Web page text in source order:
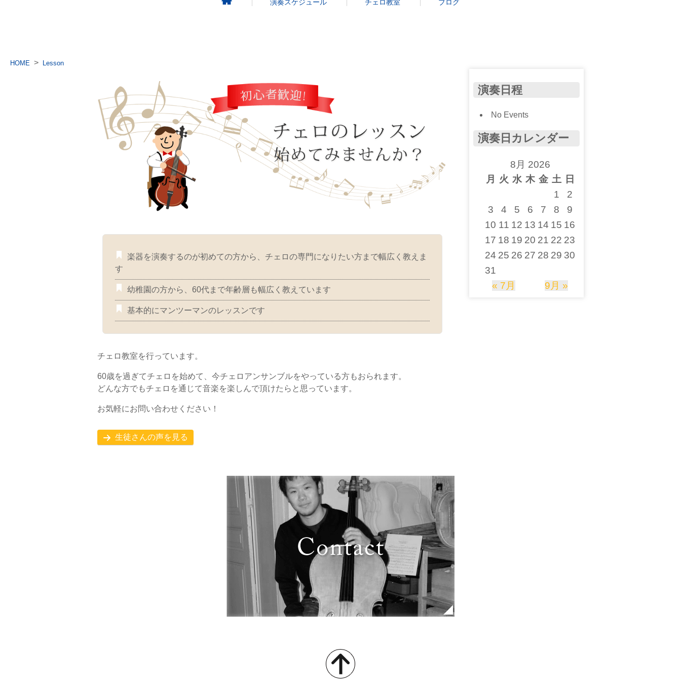
演奏スケジュール チェロ教室 ブログ
HOME > Lesson
楽器を演奏するのが初めての方から、チェロの専門になりたい方まで幅広く教えま
す
幼稚園の方から、60代まで年齢層も幅広く教えています
基本的にマンツーマンのレッスンです
チェロ教室を行っています。
60歳を過ぎてチェロを始めて、今チェロアンサンブルをやっている方もおられます。
どんな方でもチェロを通じて音楽を楽しんで頂けたらと思っています。
お気軽にお問い合わせください！
生徒さんの声を見る
演奏日程
No Events
演奏日カレンダー
8月 2026
月
火 水 木 金 土 日
1
2
3
4 5 6 7 8
9
10 11 12 13 14 15 16
17 18 19 20 21 22 23
24 25 26 27 28 29 30
31
« 7月
9月 »